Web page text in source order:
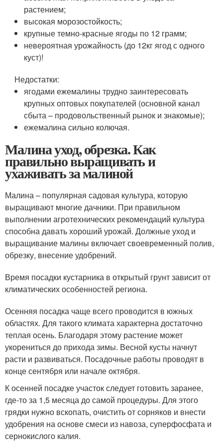
растением;
высокая морозостойкость;
крупные темно-красные ягоды по 12 грамм;
невероятная урожайность (до 12кг ягод с одного
куст)!
Недостатки:
ягодами ежемалины трудно заинтересовать
крупных оптовых покупателей (основной канал
сбыта – продовольственный рынок и знакомые);
ежемалина сильно колючая.
Малина уход, обрезка. Как
правильно выращивать и
ухаживать за малиной
Малина – популярная садовая культура, которую
выращивают многие дачники. При правильном
выполнении агротехнических рекомендаций культура
способна давать хороший урожай. Должные уход и
выращивание малины включает своевременный полив,
обрезку, внесение удобрений.
Время посадки кустарника в открытый грунт зависит от
климатических особенностей региона.
Осенняя посадка чаще всего проводится в южных
областях. Для такого климата характерна достаточно
теплая осень. Благодаря этому растение может
укорениться до прихода зимы. Весной кусты начнут
расти и развиваться. Посадочные работы проводят в
конце сентября или начале октября.
К осенней посадке участок следует готовить заранее,
где-то за 1,5 месяца до самой процедуры. Для этого
грядки нужно вскопать, очистить от сорняков и внести
удобрения на основе смеси из навоза, суперфосфата и
сернокислого калия.